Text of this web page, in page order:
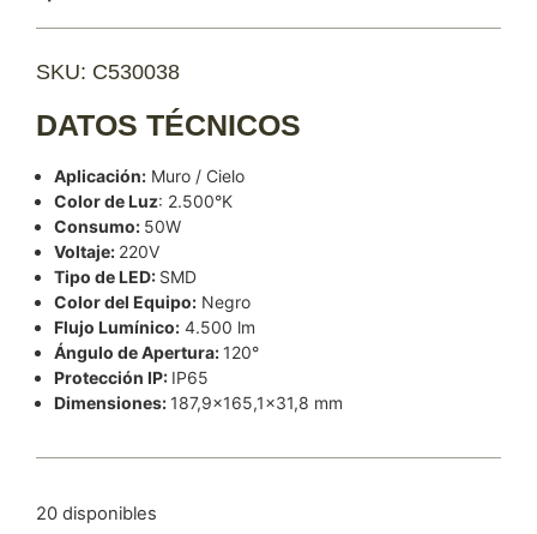
SKU: C530038
DATOS TÉCNICOS
Aplicación: Muro / Cielo
Color de Luz: 2.500°K
Consumo: 50W
Voltaje: 220V
Tipo de LED: SMD
Color del Equipo: Negro
Flujo Lumínico: 4.500 lm
Ángulo de Apertura: 120°
Protección IP: IP65
Dimensiones: 187,9×165,1×31,8 mm
20 disponibles